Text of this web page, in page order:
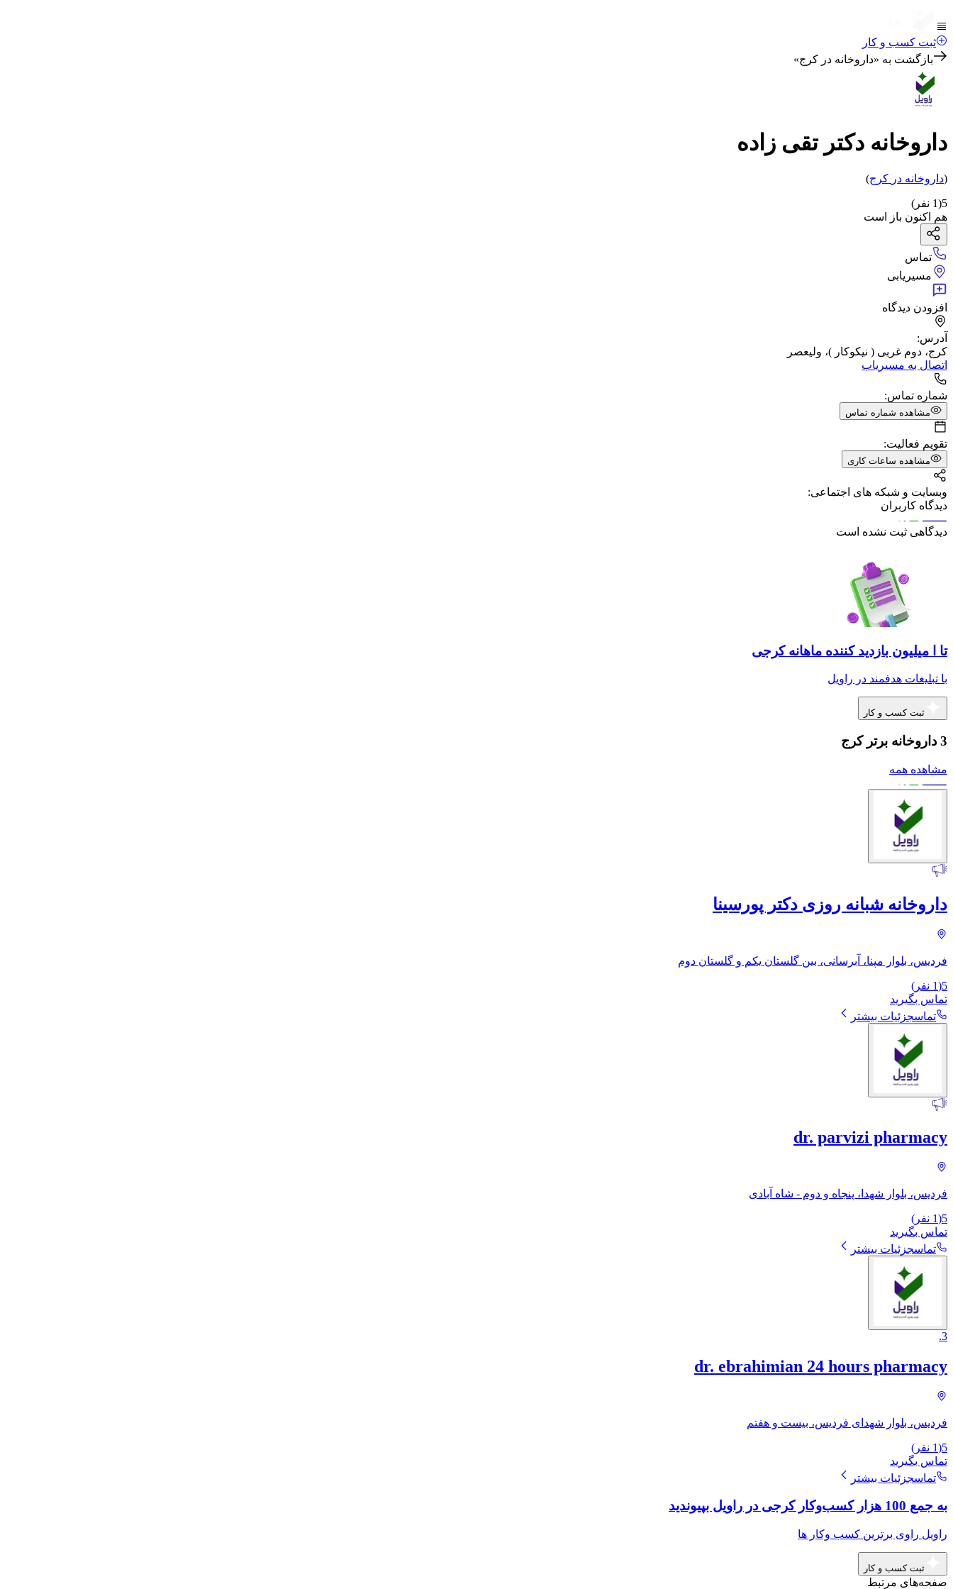
ثبت کسب و کار
بازگشت به «داروخانه در کرج»
داروخانه دکتر تقی زاده
(داروخانه در کرج)
5
(
1 نفر)
هم اکنون باز است
تماس
مسیریابی
افزودن دیدگاه
آدرس:
کرج، دوم غربی ( نیکوکار )، ولیعصر
اتصال به مسیریاب
شماره تماس:
مشاهده شماره تماس
تقویم فعالیت:
مشاهده ساعات کاری
وبسایت و شبکه های اجتماعی:
دیدگاه کاربران
دیدگاهی ثبت نشده است
تا ا میلیون بازدید کننده ماهانه کرجی
با تبلیغات هدفمند در راویل
ثبت کسب و کار
3 داروخانه برتر کرج
مشاهده همه
داروخانه شبانه روزی دکتر پورسینا
فردیس، بلوار مپنا، آبرسانی، بین گلستان یکم و گلستان دوم
5
(
1 نفر)
تماس بگیرید
تماسجزئیات بیشتر
dr. parvizi pharmacy
فردیس، بلوار شهدا، پنجاه و دوم - شاه آبادی
5
(
1 نفر)
تماس بگیرید
تماسجزئیات بیشتر
3
.
dr. ebrahimian 24 hours pharmacy
فردیس، بلوار شهدای فردیس، بیست و هفتم
5
(
1 نفر)
تماس بگیرید
تماسجزئیات بیشتر
به جمع 100 هزار کسب‌وکار کرجی در راویل بپیوندید
راویل راوی برترین کسب وکار ها
ثبت کسب و کار
صفحه‌های مرتبط